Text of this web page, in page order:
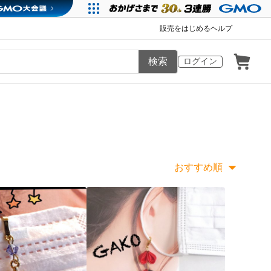
販売をはじめるヘルプ
ログイン
検索
おすすめ順